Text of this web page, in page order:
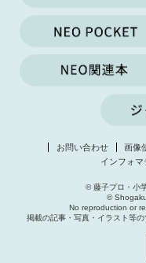
お問い合わせ 画像
インフォ
© 藤子プロ・小
©
No reproduction or
掲載の記事・写真・イラスト等